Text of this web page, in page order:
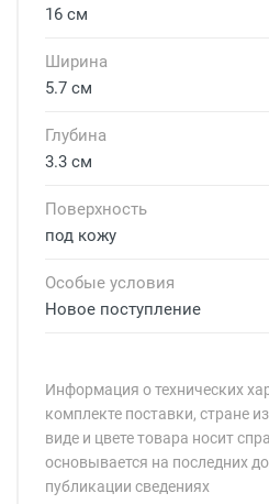
16 см
Ширина
5.7 см
Глубина
3.3 см
Поверхность
под кожу
Особые условия
Новое поступление
Информация о технических
комплекте поставки, стране
виде и цвете товара носит
основывается на последних
публикации сведениях